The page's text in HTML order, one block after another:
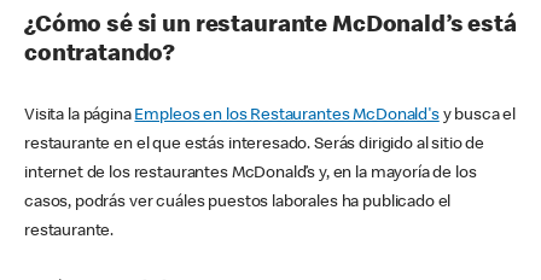
¿Cómo sé si un restaurante McDonald’s está
contratando?
Visita la página Empleos en los Restaurantes McDonald'sy busca el
restaurante en el que estás interesado. Serás dirigido al sitio de
internet de los restaurantes McDonald’s y, en la mayoría de los
casos, podrás ver cuáles puestos laborales ha publicado el
restaurante.